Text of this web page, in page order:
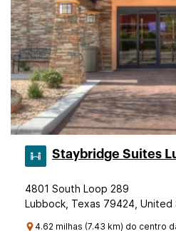
Staybridge Suites
4801 South Loop 289
Lubbock, Texas 79424, United
4.62 milhas (7.43 km) do centro